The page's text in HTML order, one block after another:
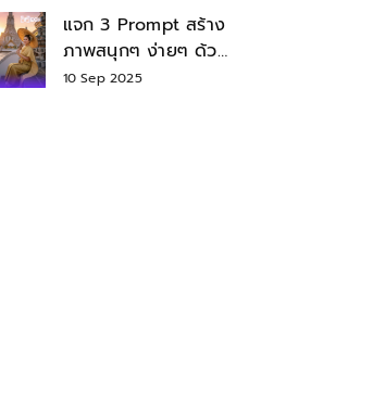
แจก 3 Prompt สร้าง
ภาพสนุกๆ ง่ายๆ ด้วย
Nano Banana ใน
10 Sep 2025